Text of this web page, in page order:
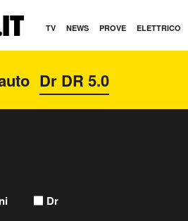
TV NEWS PROVE ELETTRICO
Dr